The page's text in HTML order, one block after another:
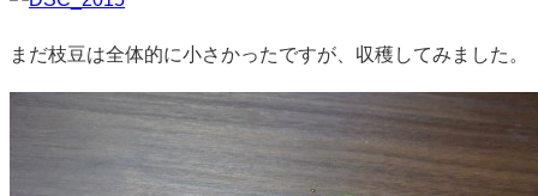
まだ枝豆は全体的に小さかったですが、収穫してみました。